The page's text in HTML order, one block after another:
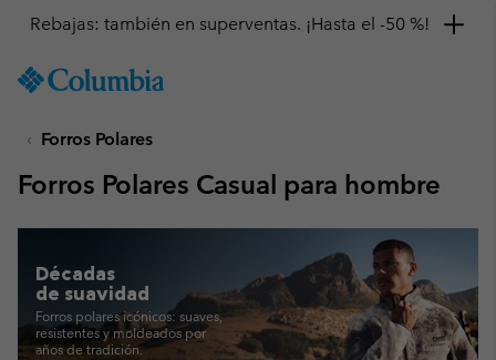
TO
SKIP
MAIN
TO
SEARCH
Consigue un 10 % de descuento
Forros Polares
Forros Polares Casual para hombre
Décadas
de suavidad
Forros polares icónicos: suaves,
resistentesy moldeados por
años de tradición.